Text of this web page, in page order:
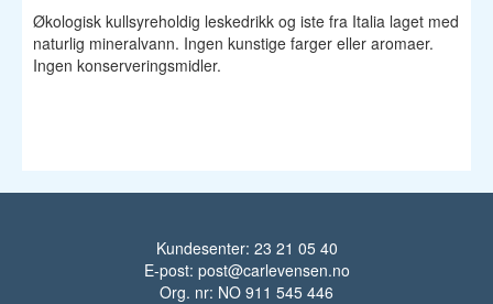
Økologisk kullsyreholdig leskedrikk og iste fra Italia laget med
naturlig mineralvann. Ingen kunstige farger eller aromaer.
Ingen konserveringsmidler.
Kundesenter: 23 21 05 40
E-post: post@carlevensen.no
Org. nr: NO 911 545 446